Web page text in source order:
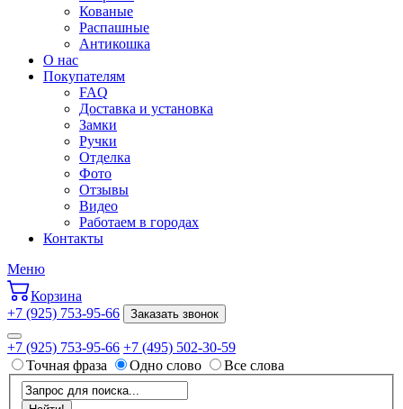
Кованые
Распашные
Антикошка
О нас
Покупателям
FAQ
Доставка и установка
Замки
Ручки
Отделка
Фото
Отзывы
Видео
Работаем в городах
Контакты
Меню
Корзина
+7 (925) 753-95-66
Заказать звонок
+7 (925) 753-95-66 +7 (495) 502-30-59
Точная фраза
Одно слово Все слова